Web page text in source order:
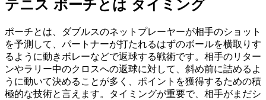
テニス ポーチとは タイミング
ポーチとは、ダブルスのネットプレーヤーが相手のショット
を予測して、パートナーが打たれるはずのボールを横取りす
るように動きボレーなどで返球する戦術です。相手のリター
ンやラリー中のクロスへの返球に対して、斜め前に詰めるよ
うに動いて決めることが多く、ポイントを獲得するための積
極的な技術と言えます。タイミングが重要で、相手がまだシ